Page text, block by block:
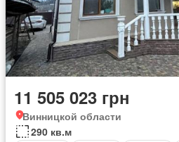
11 505 023 грн
Винницкой области
290 кв.м